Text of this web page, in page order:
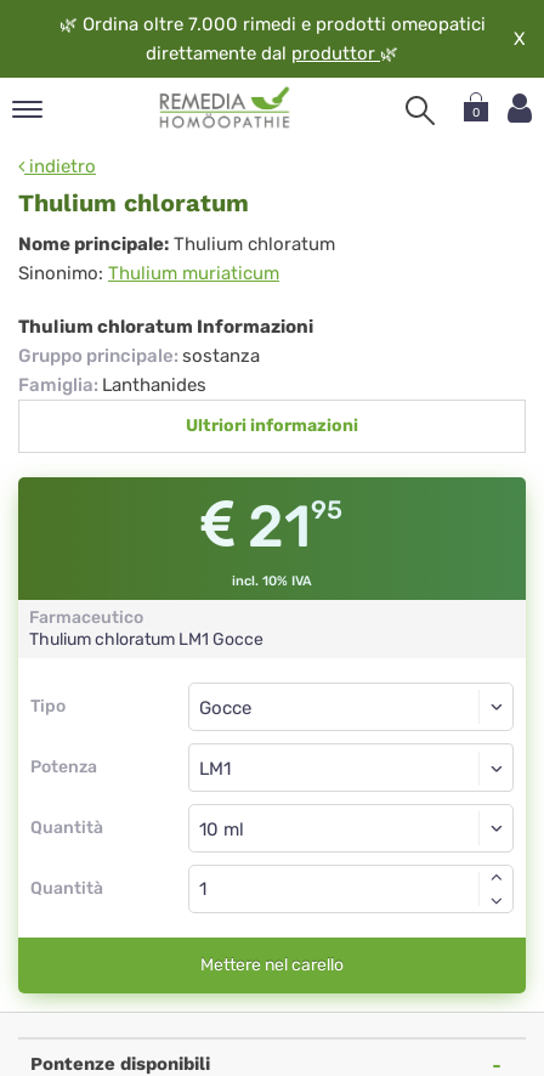
🌿 Ordina oltre 7.000 rimedi e prodotti omeopatici
direttamente dal produttor 🌿
X
0
indietro
Thulium chloratum
Thulium
chloratum
Nome principale: Thulium chloratum
Sinonimo: Thulium muriaticum
Thulium chloratum Informazioni
Gruppo principale: sostanza
Famiglia: Lanthanides
Ultriori informazioni
2195
incl. 10% IVA
Farmaceutico
Thulium chloratum LM1 Gocce
Tipo
Tipo
Potenza
Gocce
LM1
Quantità
Gocce
Quantità
Mettere nel carello
Pontenze disponibili